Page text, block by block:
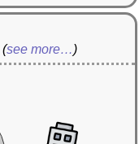
(see more…)